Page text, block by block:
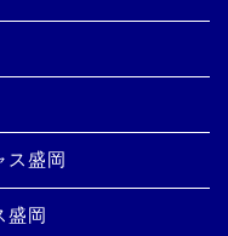
ス盛岡
盛岡